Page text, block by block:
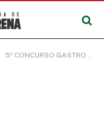
5º CONCURSO GASTRONÔMICO DO ABACAXI PREMIA OS VENCEDORES